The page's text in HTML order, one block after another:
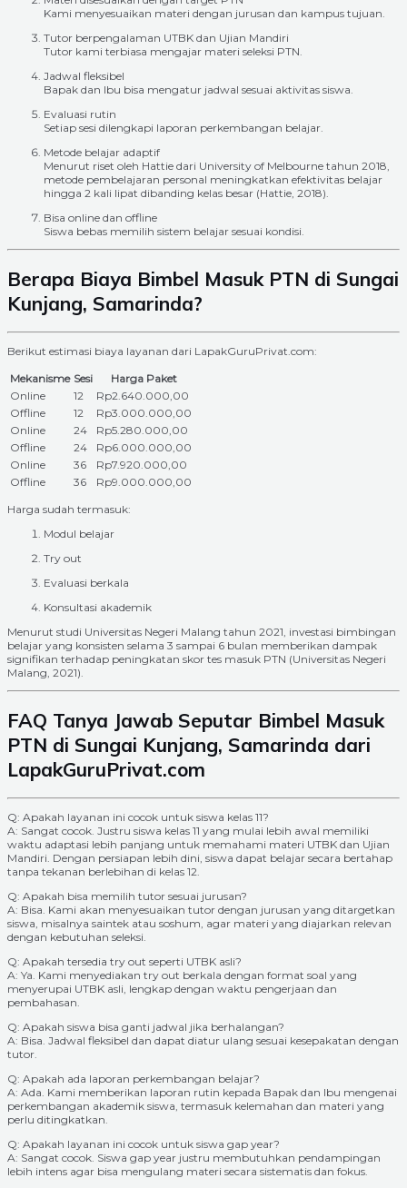
Kami menyesuaikan materi dengan jurusan dan kampus tujuan.
Tutor berpengalaman UTBK dan Ujian Mandiri
Tutor kami terbiasa mengajar materi seleksi PTN.
Jadwal fleksibel
Bapak dan Ibu bisa mengatur jadwal sesuai aktivitas siswa.
Evaluasi rutin
Setiap sesi dilengkapi laporan perkembangan belajar.
Metode belajar adaptif
Menurut riset oleh Hattie dari University of Melbourne tahun 2018,
metode pembelajaran personal meningkatkan efektivitas belajar
hingga 2 kali lipat dibanding kelas besar (Hattie, 2018).
Bisa online dan offline
Siswa bebas memilih sistem belajar sesuai kondisi.
Berapa Biaya Bimbel Masuk PTN di Sungai
Kunjang, Samarinda?
Berikut estimasi biaya layanan dari LapakGuruPrivat.com:
Mekanisme Sesi
Harga Paket
Online
12
Rp2.640.000,00
Offline
12
Rp3.000.000,00
Online
24
Rp5.280.000,00
Offline
24
Rp6.000.000,00
Online
36
Rp7.920.000,00
Offline
36
Rp9.000.000,00
Harga sudah termasuk:
Modul belajar
Try out
Evaluasi berkala
Konsultasi akademik
Menurut studi Universitas Negeri Malang tahun 2021, investasi bimbingan
belajar yang konsisten selama 3 sampai 6 bulan memberikan dampak
signifikan terhadap peningkatan skor tes masuk PTN (Universitas Negeri
Malang, 2021).
FAQ Tanya Jawab Seputar Bimbel Masuk
PTN di Sungai Kunjang, Samarinda dari
LapakGuruPrivat.com
Q: Apakah layanan ini cocok untuk siswa kelas 11?
A: Sangat cocok. Justru siswa kelas 11 yang mulai lebih awal memiliki
waktu adaptasi lebih panjang untuk memahami materi UTBK dan Ujian
Mandiri. Dengan persiapan lebih dini, siswa dapat belajar secara bertahap
tanpa tekanan berlebihan di kelas 12.
Q: Apakah bisa memilih tutor sesuai jurusan?
A: Bisa. Kami akan menyesuaikan tutor dengan jurusan yang ditargetkan
siswa, misalnya saintek atau soshum, agar materi yang diajarkan relevan
dengan kebutuhan seleksi.
Q: Apakah tersedia try out seperti UTBK asli?
A: Ya. Kami menyediakan try out berkala dengan format soal yang
menyerupai UTBK asli, lengkap dengan waktu pengerjaan dan
pembahasan.
Q: Apakah siswa bisa ganti jadwal jika berhalangan?
A: Bisa. Jadwal fleksibel dan dapat diatur ulang sesuai kesepakatan dengan
tutor.
Q: Apakah ada laporan perkembangan belajar?
A: Ada. Kami memberikan laporan rutin kepada Bapak dan Ibu mengenai
perkembangan akademik siswa, termasuk kelemahan dan materi yang
perlu ditingkatkan.
Q: Apakah layanan ini cocok untuk siswa gap year?
A: Sangat cocok. Siswa gap year justru membutuhkan pendampingan
lebih intens agar bisa mengulang materi secara sistematis dan fokus.